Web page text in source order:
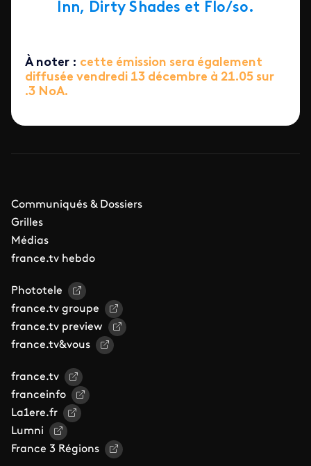
Inn, Dirty Shades et Flo/so.
À noter : cette émission sera également
diffusée vendredi 13 décembre à 21.05 sur
.3 NoA.
Communiqués & Dossiers
Grilles
Médias
france.tv hebdo
Phototele
france.tv groupe
france.tv preview
france.tv&vous
france.tv
franceinfo
La1ere.fr
Lumni
France 3 Régions